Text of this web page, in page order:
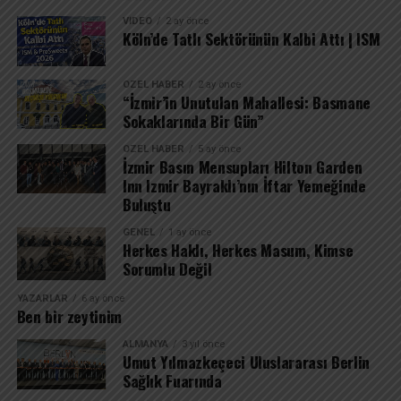
VIDEO 2 ay önce
Köln’de Tatlı Sektörünün Kalbi Attı | ISM
ÖZEL HABER 2 ay önce
“İzmir’in Unutulan Mahallesi: Basmane
Sokaklarında Bir Gün”
ÖZEL HABER 5 ay önce
İzmir Basın Mensupları Hilton Garden
Inn Izmir Bayraklı’nın İftar Yemeğinde
Buluştu
GENEL 1 ay önce
Herkes Haklı, Herkes Masum, Kimse
Sorumlu Değil
YAZARLAR 6 ay önce
Ben bir zeytinim
ALMANYA 3 yıl önce
Umut Yılmazkeçeci Uluslararası Berlin
Sağlık Fuarında